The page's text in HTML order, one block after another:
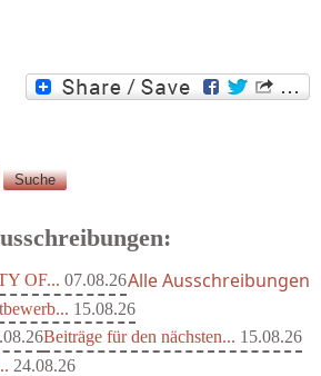
OF... 07.08.26
15.08.26
Beiträge für den nächsten... 15.08.26
24.08.26
Alle Ausschreibungen